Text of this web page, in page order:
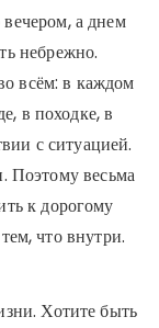
а днем
небрежно.
всём: в каждом
в походке, в
с ситуацией.
Поэтому весьма
к дорогому
что внутри.
Хотите быть